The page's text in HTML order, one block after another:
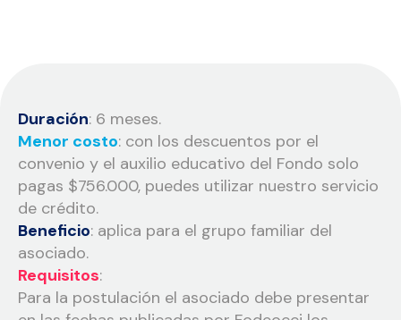
Duración: 6 meses.
Menor costo: con los descuentos por el
convenio y el auxilio educativo del Fondo solo
pagas $756.000, puedes utilizar nuestro servicio
de crédito.
Beneficio: aplica para el grupo familiar del
asociado.
Requisitos:
Para la postulación el asociado debe presentar